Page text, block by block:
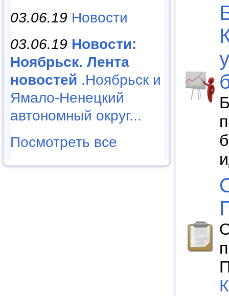
03.06.19 Новости
03.06.19 Новости:
Ноябрьск. Лента
новостей .Ноябрьск и
Ямало-Ненецкий
автономный округ...
Посмотреть все